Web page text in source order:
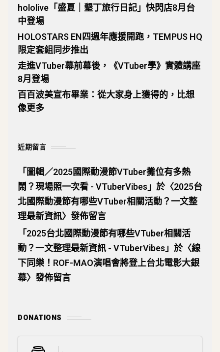
hololive「盛夏｜墾丁旅行日記」快閃店8月台
中登場
HOLOSTARS EN四週年應援開跑，TEMPUS HQ
限定套組同步推出
走進VTuber幕前幕後，《VTuber學》實體講座
8月登場
百百波美宣布畢業：從大家身上獲得的，比想
像更多
近期留言
「圖輯／2025國際動漫節VTuber攤位有多熱
鬧？現場照一次看 - VTuberVibes」於〈2025台
北國際動漫節有哪些VTuber相關活動？一文整
理最新資訊〉發佈留言
「2025台北國際動漫節有哪些VTuber相關活
動？一文整理最新資訊 - VTuberVibes」於〈線
下同樂！ROF-MAO演唱會將登上台北電影大銀
幕〉發佈留言
DONATIONS